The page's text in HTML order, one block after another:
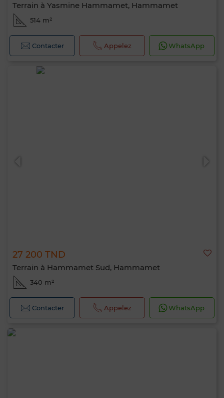
Terrain à Yasmine Hammamet, Hammamet
514 m²
Contacter Appelez WhatsApp
27 200 TND
Terrain à Hammamet Sud, Hammamet
340 m²
Contacter Appelez WhatsApp